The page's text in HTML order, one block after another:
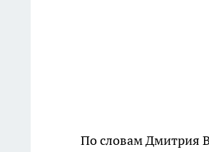
По словам Дмитрия